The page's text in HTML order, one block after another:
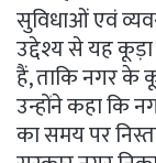
सुविधाओं एवं
उद्देश्य से यह
हैं, ताकि नगर के
उन्होंने कहा कि
का समय पर